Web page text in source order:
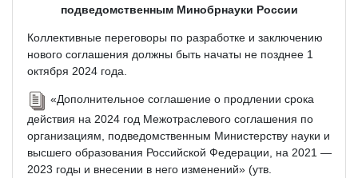
подведомственным Минобрнауки России
Коллективные переговоры по разработке и заключению
нового соглашения должны быть начаты не позднее 1
октября 2024 года.
«Дополнительное соглашение о продлении срока
действия на 2024 год Межотраслевого соглашения по
организациям, подведомственным Министерству науки и
высшего образования Российской Федерации, на 2021 —
2023 годы и внесении в него изменений» (утв.